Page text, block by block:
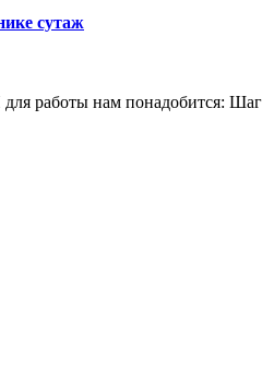
сутаж
работы нам понадобится: Шаг